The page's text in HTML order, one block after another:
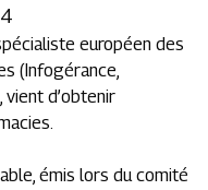
européen des
(Infogérance,
d’obtenir
émis lors du comité